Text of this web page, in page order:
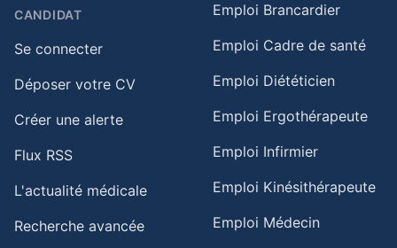
CANDIDAT
Se connecter
Déposer votre CV
Créer une alerte
Flux RSS
L'actualité médicale
Recherche avancée
Emploi Brancardier
Emploi Cadre de santé
Emploi Diététicien
Emploi Ergothérapeute
Emploi Infirmier
Emploi Kinésithérapeute
Emploi Médecin